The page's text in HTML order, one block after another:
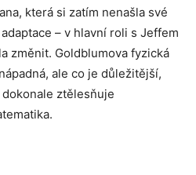
která si zatím nenašla své
– v hlavní roli s Jeffem
změnit. Goldblumova fyzická
ale co je důležitější,
ztělesňuje